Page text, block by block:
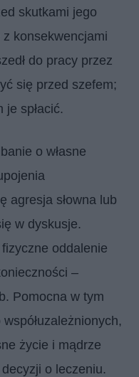
skutkami jego
konsekwencjami
do pracy przez
się przed szefem;
je spłacić.
o własne
agresja słowna lub
w dyskusje.
oddalenie
–
Pomocna w tym
życie i mądrze
o leczeniu.